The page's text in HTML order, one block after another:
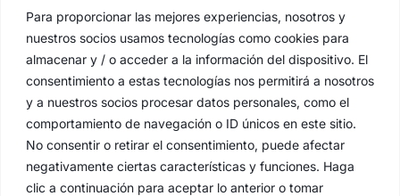
Para proporcionar las mejores experiencias, nosotros y
nuestros socios usamos tecnologías como cookies para
almacenar y / o acceder a la información del dispositivo. El
consentimiento a estas tecnologías nos permitirá a nosotros
y a nuestros socios procesar datos personales, como el
comportamiento de navegación o ID únicos en este sitio.
No consentir o retirar el consentimiento, puede afectar
negativamente ciertas características y funciones. Haga
clic a continuación para aceptar lo anterior o tomar